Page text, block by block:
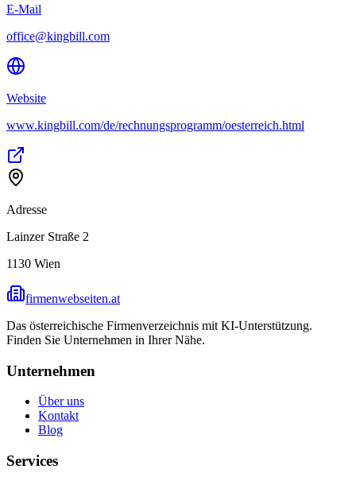
E-Mail
office@kingbill.com
Website
www.kingbill.com/de/rechnungsprogramm/oesterreich.html
Adresse
Lainzer Straße 2
1130 Wien
firmenwebseiten.at
Das österreichische Firmenverzeichnis mit KI-Unterstützung.
Finden Sie Unternehmen in Ihrer Nähe.
Unternehmen
Über uns
Kontakt
Blog
Services